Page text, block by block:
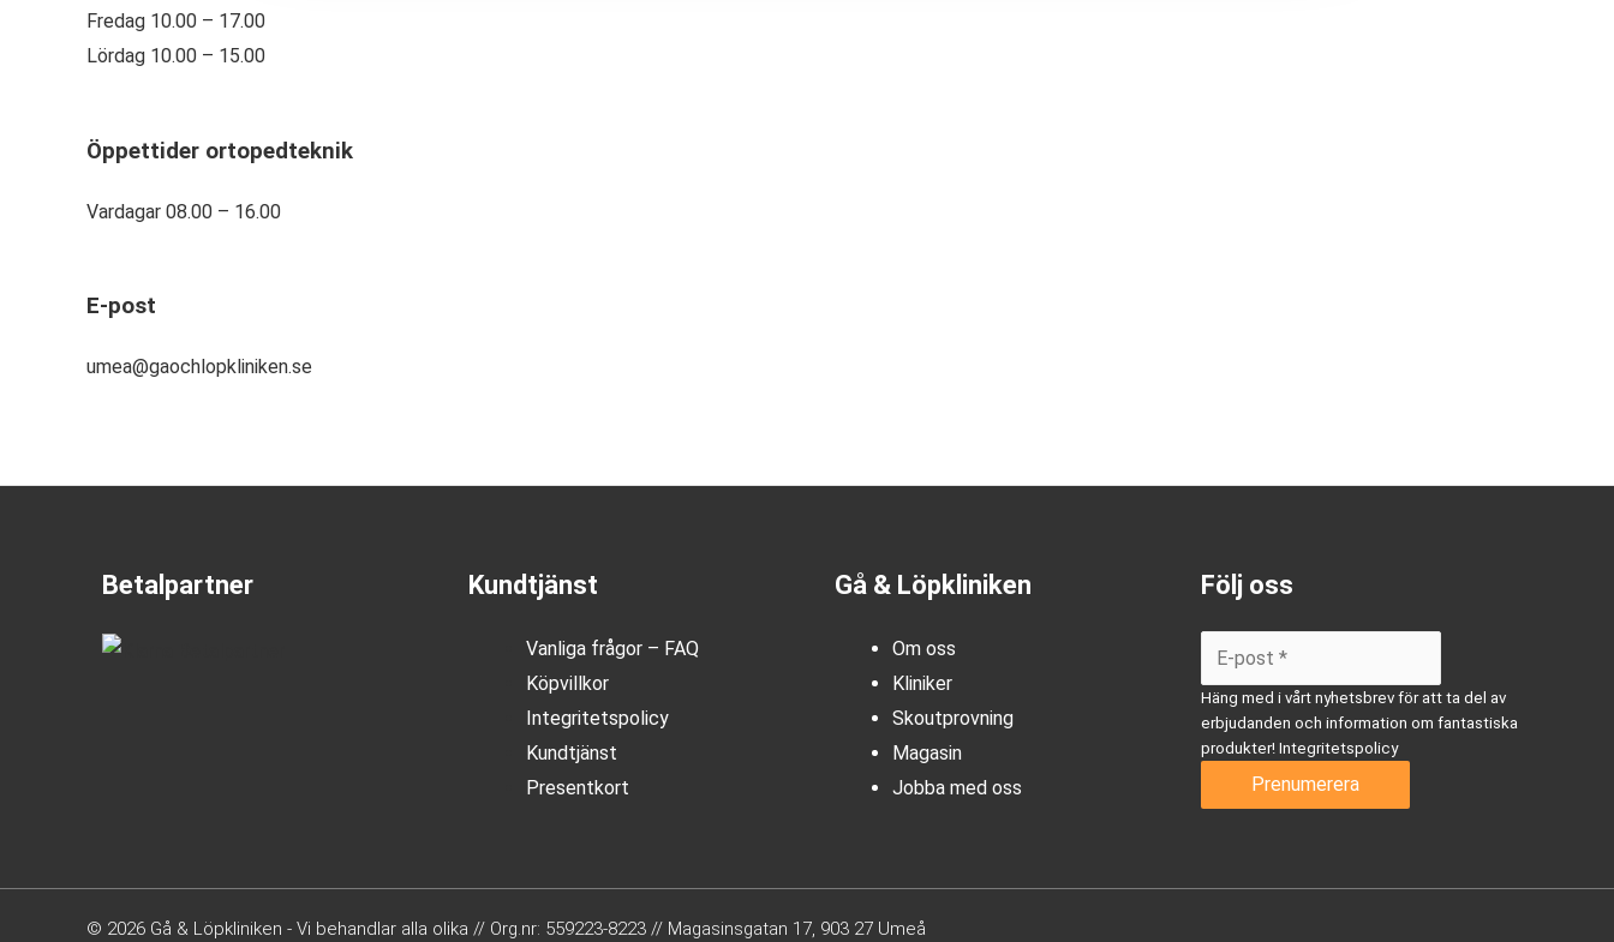
Fredag 10.00 – 17.00
Lördag 10.00 – 15.00
Öppettider ortopedteknik
Vardagar 08.00 – 16.00
E-post
umea@gaochlopkliniken.se
Betalpartner Kundtjänst
Vanliga frågor – FAQ
Köpvillkor
Integritetspolicy
Kundtjänst
Presentkort
Gå & Löpkliniken
Om oss
Kliniker
Skoutprovning
Magasin
Jobba med oss
Följ oss
Häng med i vårt nyhetsbrev för att ta del av
erbjudanden och information om fantastiska
produkter! Integritetspolicy
© 2026 Gå & Löpkliniken - Vi behandlar alla olika // Org.nr: 559223-8223 // Magasinsgatan 17, 903 27 Umeå